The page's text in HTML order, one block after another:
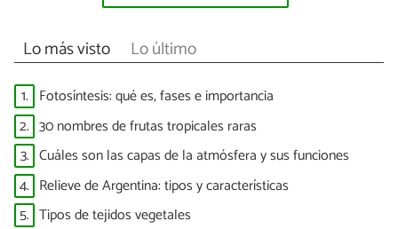
Lo más visto Lo último
1. Fotosíntesis: qué es, fases e importancia
2. 30 nombres de frutas tropicales raras
3. Cuáles son las capas de la atmósfera y sus funciones
4. Relieve de Argentina: tipos y características
5. Tipos de tejidos vegetales